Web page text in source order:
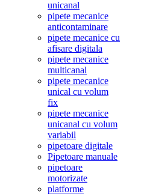
unicanal
pipete mecanice
anticontaminare
pipete mecanice cu
afisare digitala
pipete mecanice
multicanal
pipete mecanice
unical cu volum
fix
pipete mecanice
unicanal cu volum
variabil
pipetoare digitale
Pipetoare manuale
pipetoare
motorizate
platforme